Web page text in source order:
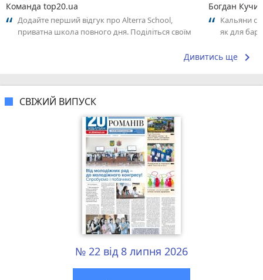
Команда top20.ua
Додайте перший відгук про Alterra School,
приватна школа повного дня. Поділіться своїм
Богдан
Кальяни
як для
Дивитись ще keyboard_arrow_right
СВІЖИЙ ВИПУСК
№ 22 від 8 липня 2026